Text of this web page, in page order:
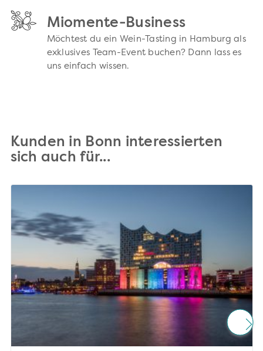
Miomente-Business
Möchtest du ein Wein-Tasting in Hamburg als
exklusives Team-Event buchen? Dann lass es
uns einfach wissen.
Kunden in Bonn interessierten
sich auch für...